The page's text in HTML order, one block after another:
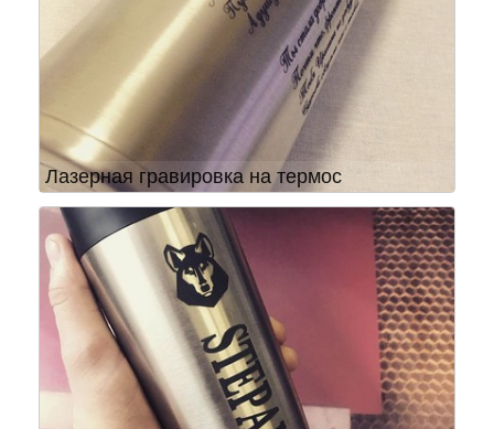
Лазерная гравировка на термос